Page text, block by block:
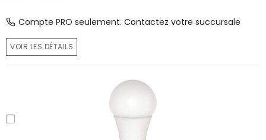
Compte PRO seulement. Contactez votre succursale
VOIR LES DÉTAILS